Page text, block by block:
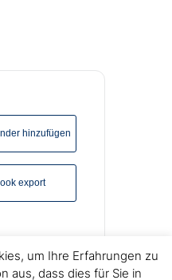
hinzufügen
export
um Ihre Erfahrungen zu
aus, dass dies für Sie in